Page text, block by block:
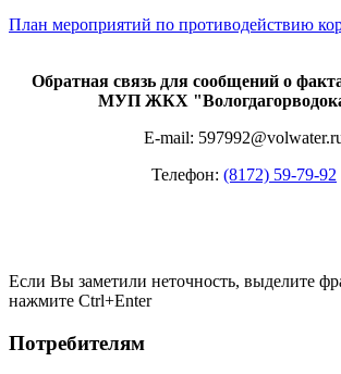
План мероприятий по противодействию
Обратная связь для сообщений о
МУП ЖКХ
E-mail:
Телефон: (8172) 59-79-92
Если Вы заметили неточность, выделите
нажмите Ctrl+Enter
Потребителям